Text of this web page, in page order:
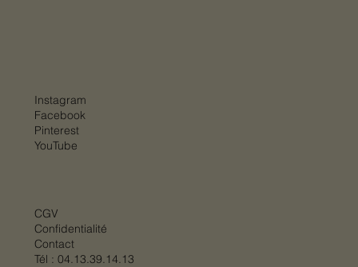
CGV
Confidentialité
Contact
Tél : 04.13.39.14.13
Instagram
Facebook
Pinterest
YouTube